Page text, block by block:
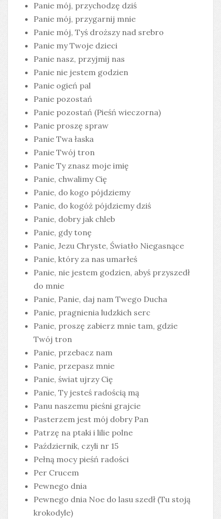
Panie mój, przychodzę dziś
Panie mój, przygarnij mnie
Panie mój, Tyś droższy nad srebro
Panie my Twoje dzieci
Panie nasz, przyjmij nas
Panie nie jestem godzien
Panie ogień pal
Panie pozostań
Panie pozostań (Pieśń wieczorna)
Panie proszę spraw
Panie Twa łaska
Panie Twój tron
Panie Ty znasz moje imię
Panie, chwalimy Cię
Panie, do kogo pójdziemy
Panie, do kogóż pójdziemy dziś
Panie, dobry jak chleb
Panie, gdy tonę
Panie, Jezu Chryste, Światło Niegasnące
Panie, który za nas umarłeś
Panie, nie jestem godzien, abyś przyszedł
do mnie
Panie, Panie, daj nam Twego Ducha
Panie, pragnienia ludzkich serc
Panie, proszę zabierz mnie tam, gdzie
Twój tron
Panie, przebacz nam
Panie, przepasz mnie
Panie, świat ujrzy Cię
Panie, Ty jesteś radością mą
Panu naszemu pieśni grajcie
Pasterzem jest mój dobry Pan
Patrzę na ptaki i lilie polne
Październik, czyli nr 15
Pełną mocy pieśń radości
Per Crucem
Pewnego dnia
Pewnego dnia Noe do lasu szedł (Tu stoją
krokodyle)